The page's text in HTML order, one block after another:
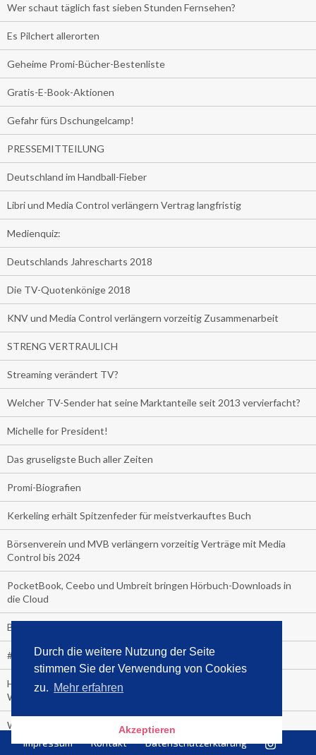
Durch die weitere Nutzung der Seite
stimmen Sie der Verwendung von Cookies
zu. Mehr erfahren
Akzeptieren
Wer schaut täglich fast sieben Stunden Fernsehen?
Es Pilchert allerorten
Geheime Promi-Bücher-Bestenliste
Gratis-E-Book-Aktionen
Gefahr fürs Dschungelcamp!
PRESSEMITTEILUNG
Deutschland im Handball-Fieber
Libri und Media Control verlängern Vertrag langfristig
Medienquiz:
Deutschlands Jahrescharts 2018
Die TV-Quotenkönige 2018
KNV und Media Control verlängern vorzeitig Zusammenarbeit
STRENG VERTRAULICH
Streaming verändert TV?
Welcher TV-Sender hat seine Marktanteile seit 2013 vervierfacht?
Michelle for President!
Das gruseligste Buch aller Zeiten
Promi-Biografien
Kerkeling erhält Spitzenfeder für meistverkauftes Buch
Börsenverein und MVB verlängern vorzeitig Verträge mit Media
Control bis 2024
PocketBook, Ceebo und Umbreit bringen Hörbuch-Downloads in
die Cloud
Bella Bella
#1-Bestseller: "Das ist Alpha!" von Kollegah
Hammer! "Fear: Trump in the White House" (auf Englisch) von
Watergate-Urgestein
Wie alt sind die TV-Zuschauer
Impressum Kontakt Datenschutzerklärung